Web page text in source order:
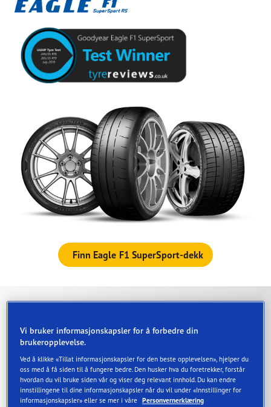
Finn Eagle F1 SuperSport-dekk
SuperSport
Vi bruker informasjonskapsler for å forbedre din
brukeropplevelse.
Ved å klikke «Tillat informasjonskapsler for den beste opplevelsen», hjelper du
oss med å få siden til å fungere bedre. Den husker hva du foretrekker, forstår
hvordan du vil bruke siden vår og viser deg relevant innhold. Du kan endre
innstillingene til dine informasjonskapsler når du vil under «Innstillinger for
informasjonskapsler» eller se mer i våre Personvernerklæring